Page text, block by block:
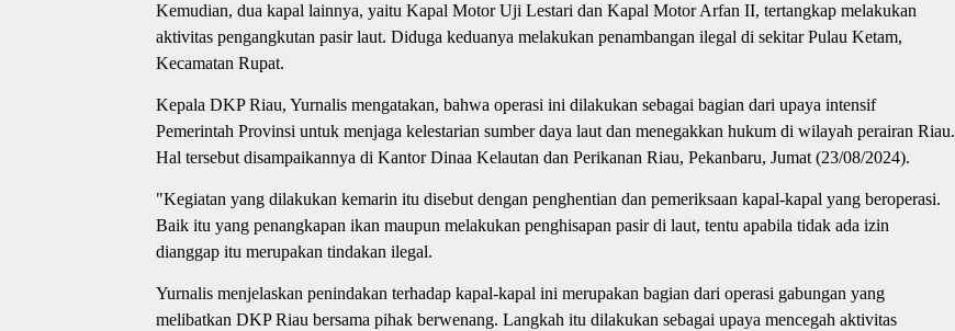
Kemudian, dua kapal lainnya, yaitu Kapal Motor Uji Lestari dan Kapal Motor Arfan II, tertangkap melakukan
aktivitas pengangkutan pasir laut. Diduga keduanya melakukan penambangan ilegal di sekitar Pulau Ketam,
Kecamatan Rupat.
Kepala DKP Riau, Yurnalis mengatakan, bahwa operasi ini dilakukan sebagai bagian dari upaya intensif
Pemerintah Provinsi untuk menjaga kelestarian sumber daya laut dan menegakkan hukum di wilayah perairan Riau.
Hal tersebut disampaikannya di Kantor Dinaa Kelautan dan Perikanan Riau, Pekanbaru, Jumat (23/08/2024).
"Kegiatan yang dilakukan kemarin itu disebut dengan penghentian dan pemeriksaan kapal-kapal yang beroperasi.
Baik itu yang penangkapan ikan maupun melakukan penghisapan pasir di laut, tentu apabila tidak ada izin
dianggap itu merupakan tindakan ilegal.
Yurnalis menjelaskan penindakan terhadap kapal-kapal ini merupakan bagian dari operasi gabungan yang
melibatkan DKP Riau bersama pihak berwenang. Langkah itu dilakukan sebagai upaya mencegah aktivitas